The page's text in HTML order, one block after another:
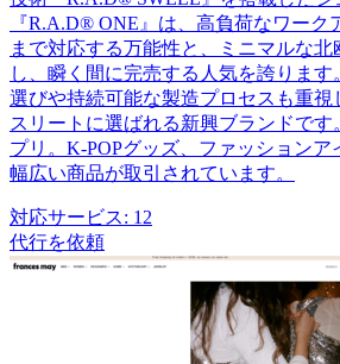
『R.A.D® ONE』は、高負荷なワーク
まで対応する万能性と、ミニマルな
し、瞬く間に完売する人気を誇りま
選びや持続可能な製造プロセスも重視
スリートに選ばれる新興ブランドで
プリ。K-POPグッズ、ファッション
幅広い商品が取引されています。
対応サービス: 12
代行を依頼